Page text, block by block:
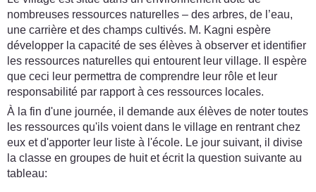
nombreuses ressources naturelles – des arbres, de l’eau,
une carrière et des champs cultivés. M. Kagni espère
développer la capacité de ses élèves à observer et identifier
les ressources naturelles qui entourent leur village. Il espère
que ceci leur permettra de comprendre leur rôle et leur
responsabilité par rapport à ces ressources locales.
À la fin d'une journée, il demande aux élèves de noter toutes
les ressources qu'ils voient dans le village en rentrant chez
eux et d'apporter leur liste à l'école. Le jour suivant, il divise
la classe en groupes de huit et écrit la question suivante au
tableau: